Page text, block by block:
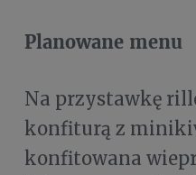
Planowane menu
Na przystawkę
konfiturą z
konfitowana